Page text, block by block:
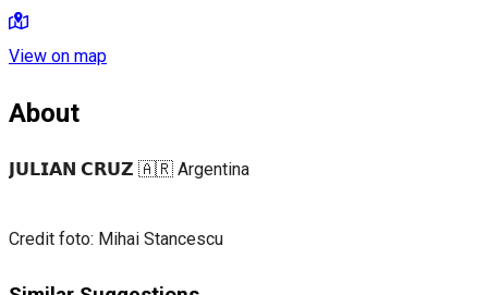
View on map
About
𝗝𝗨𝗟𝗜𝗔𝗡 𝗖𝗥𝗨𝗭 🇦🇷 Argentina
Credit foto: Mihai Stancescu